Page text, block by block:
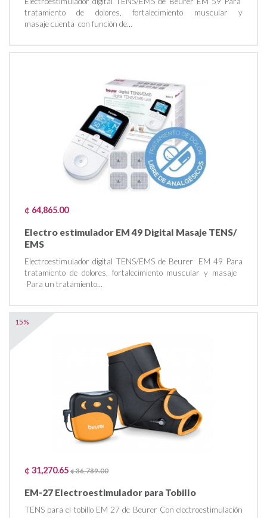
tratamiento de dolores, fortalecimiento muscular y
masaje cuenta con función de...
¢ 64,865.00
Electro estimulador EM 49 Digital Masaje TENS/
EMS
Electroestimulador digital TENS/EMS de Beurer EM 49 Para
tratamiento de dolores, fortalecimiento muscular y masaje
Para un tratamiento...
¢ 31,270.65 ¢ 36,789.00
EM-27 Electroestimulador para Tobillo
TENS para el tobillo EM 27 de Beurer Con electroestimulación
15%